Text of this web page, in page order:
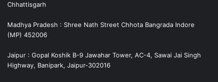
Chhattisgarh
Madhya Pradesh : Shree Nath Street Chhota Bangrada Indore
(MP) 452006
Jaipur : Gopal Koshik B-9 Jawahar Tower, AC-4, Sawai Jai Singh
Highway, Banipark, Jaipur-302016